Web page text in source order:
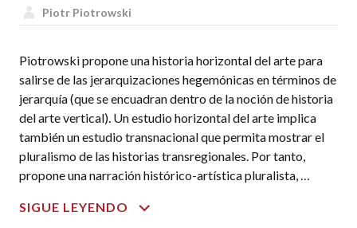
Piotr Piotrowski
Piotrowski propone una historia horizontal del arte para
salirse de las jerarquizaciones hegemónicas en términos de
jerarquía (que se encuadran dentro de la noción de historia
del arte vertical). Un estudio horizontal del arte implica
también un estudio transnacional que permita mostrar el
pluralismo de las historias transregionales. Por tanto,
propone una narración histórico-artística pluralista, …
SIGUE LEYENDO
DU